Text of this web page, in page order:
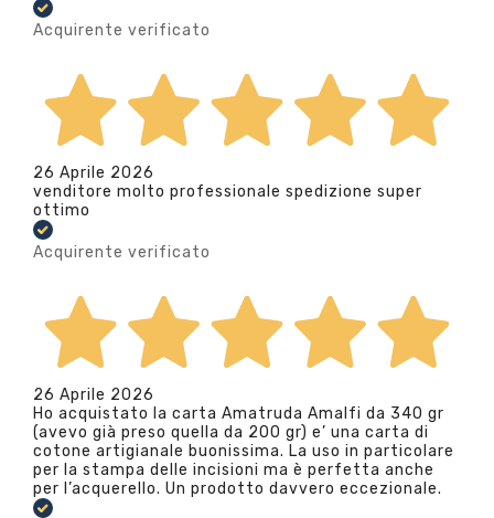
Acquirente verificato
26 Aprile 2026
venditore molto professionale spedizione super
ottimo
Acquirente verificato
26 Aprile 2026
Ho acquistato la carta Amatruda Amalfi da 340 gr
(avevo già preso quella da 200 gr) e’ una carta di
cotone artigianale buonissima. La uso in particolare
per la stampa delle incisioni ma è perfetta anche
per l’acquerello. Un prodotto davvero eccezionale.